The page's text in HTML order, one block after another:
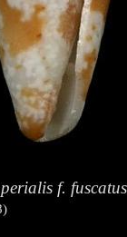
f. fuscatus